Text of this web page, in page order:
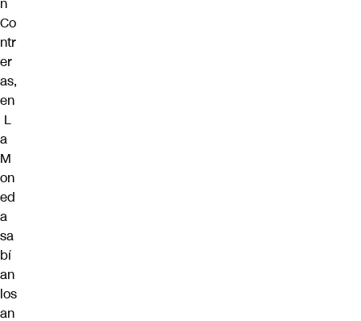
Co
ntr
er
as,
en
L
a
M
on
ed
a
sa
bí
an
los
an